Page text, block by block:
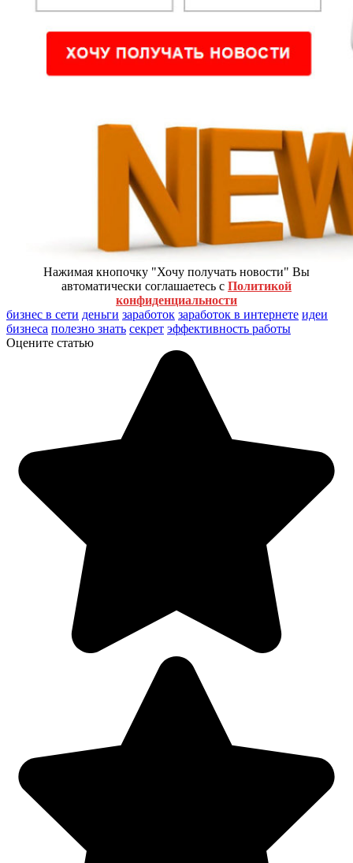
Нажимая кнопочку "Хочу получать новости" Вы
автоматически соглашаетесь с Политикой
конфиденциальности
бизнес в сети деньги заработок заработок в интернете идеи
бизнеса полезно знать секрет эффективность работы
Оцените статью